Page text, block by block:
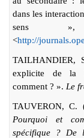
dans les
sens
<http://
TAILHANDIER,
explicite de la
comment ? ». Le
TAUVERON, C.
Pourquoi et
spécifique ? De